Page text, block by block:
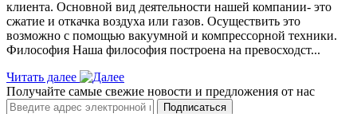
клиента. Основной вид деятельности нашей компании- это
сжатие и откачка воздуха или газов. Осуществить это
возможно с помощью вакуумной и компрессорной техники.
Философия Наша философия построена на превосходст...
Читать далее
Получайте самые свежие новости и предложения от нас
Подписаться